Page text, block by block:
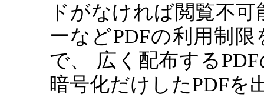
ドがなければ閲覧不
ーなどPDFの利用制
で、 広く配布する
暗号化だけしたPDFを